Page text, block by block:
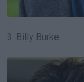
3. Billy Burke